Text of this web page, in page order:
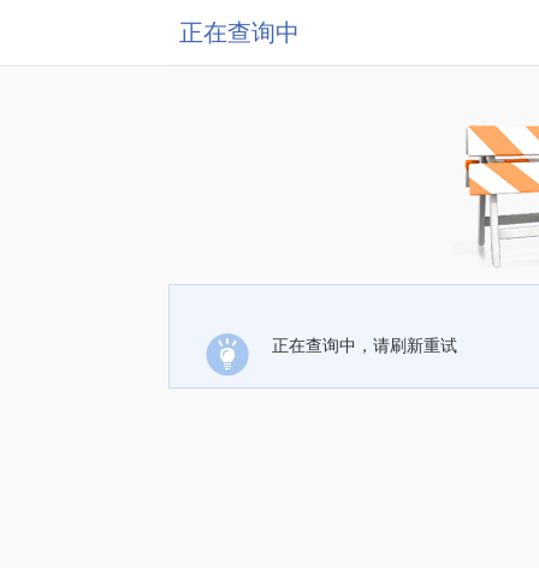
正在查询中
正在查询中，请刷新重试